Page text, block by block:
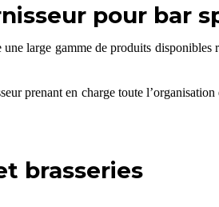
pour bar
large gamme de produits disponibles
prenant en charge toute l’organisation
brasseries